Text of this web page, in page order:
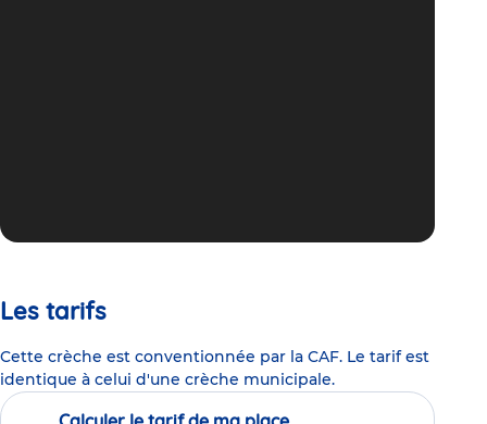
Les tarifs
Cette crèche est conventionnée par la CAF. Le tarif est
identique à celui d'une crèche municipale.